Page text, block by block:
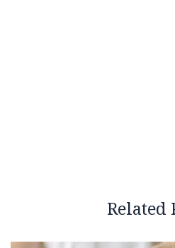
Related